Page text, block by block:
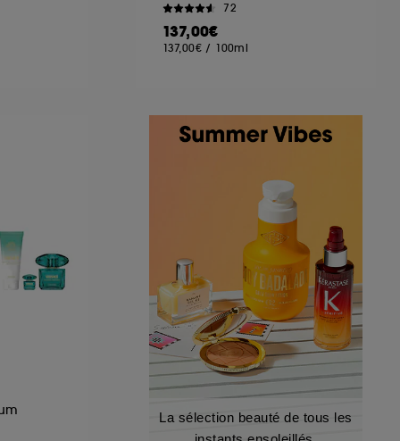
72
137,00€
137,00€ / 100ml
La sélection beauté de tous les